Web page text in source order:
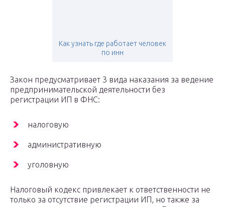
Как узнать где работает человек
по инн
Закон предусматривает 3 вида наказания за ведение
предпринимательской деятельности без
регистрации ИП в ФНС:
налоговую
административную
уголовную
Налоговый кодекс привлекает к ответственности не
только за отсутствие регистрации ИП, но также за